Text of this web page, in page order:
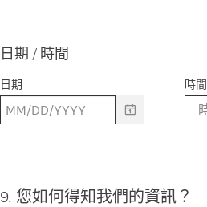
日期 / 時間
日期 時間
Question
9. 您如何得知我們的資訊？